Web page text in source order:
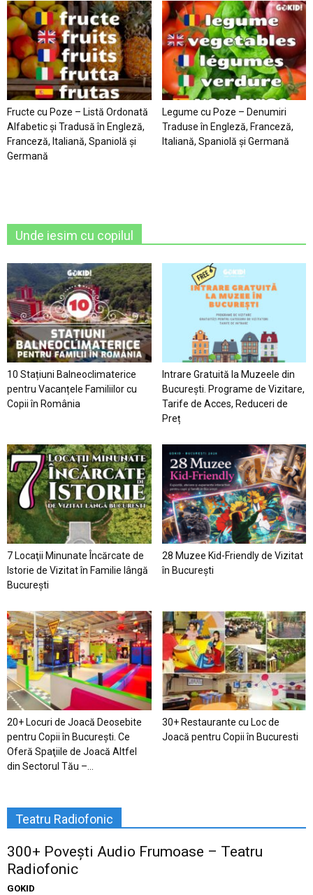
Fructe cu Poze – Listă Ordonată
Alfabetic şi Tradusă în Engleză,
Franceză, Italiană, Spaniolă şi
Germană
Legume cu Poze – Denumiri
Traduse în Engleză, Franceză,
Italiană, Spaniolă şi Germană
Unde iesim cu copilul
10 Stațiuni Balneoclimaterice
pentru Vacanțele Familiilor cu
Copii în România
Intrare Gratuită la Muzeele din
București. Programe de Vizitare,
Tarife de Acces, Reduceri de
Preț
7 Locaţii Minunate Încărcate de
Istorie de Vizitat în Familie lângă
București
28 Muzee Kid-Friendly de Vizitat
în București
20+ Locuri de Joacă Deosebite
pentru Copii în Bucureşti. Ce
Oferă Spaţiile de Joacă Altfel
din Sectorul Tău –...
30+ Restaurante cu Loc de
Joacă pentru Copii în Bucuresti
Teatru Radiofonic
300+ Povești Audio Frumoase – Teatru
Radiofonic
GOKID